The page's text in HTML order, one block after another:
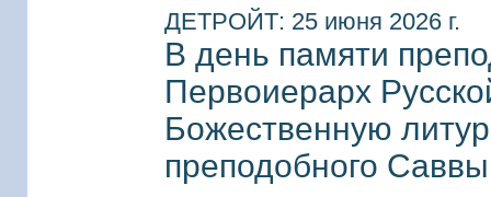
ДЕТРОЙТ: 25 июня 2026 г.
В день памяти
Первоиерарх
Божественную
преподобного